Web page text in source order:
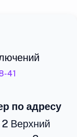
41
по адресу
Верхний